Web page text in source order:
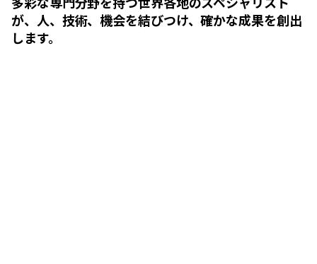
が、人、技術、機会を結びつけ、確かな成果を創出
します。